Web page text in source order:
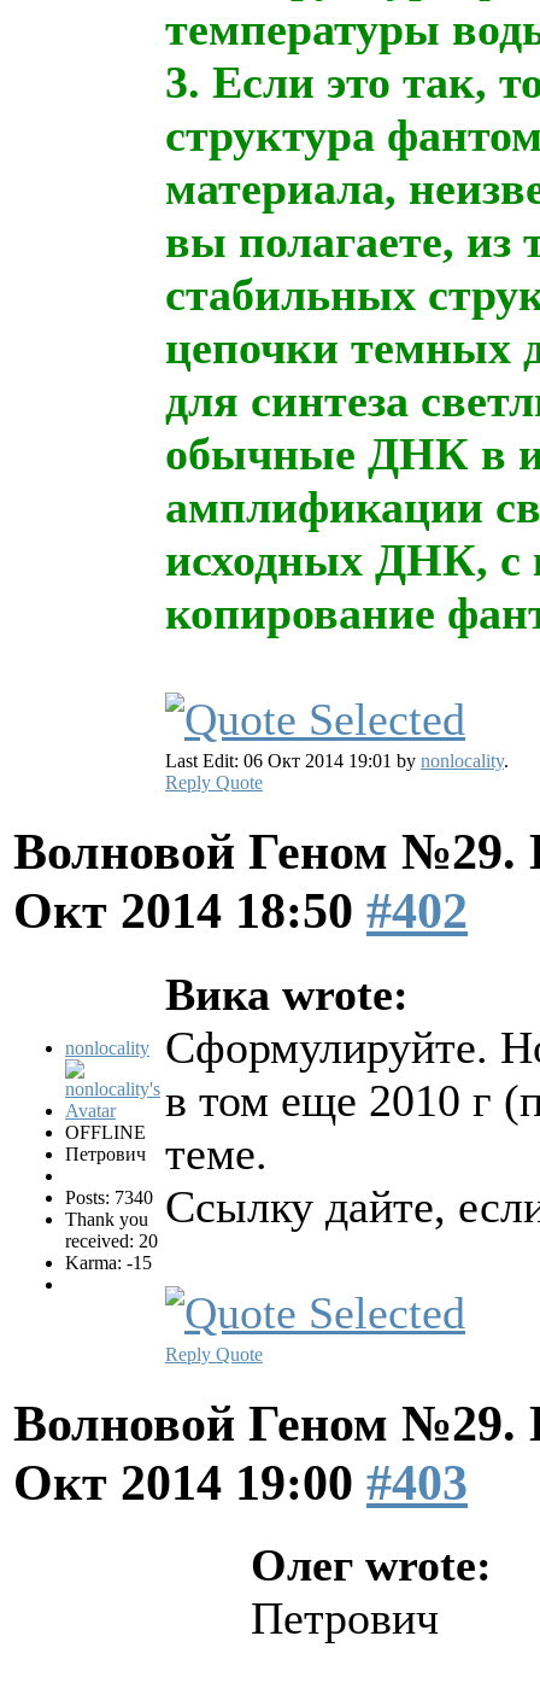
температуры
3. Если это так,
структура
материала,
вы полагаете,
стабильных
цепочки темных
для синтеза
обычные ДНК в
амплификации
исходных ДНК, с
копирование
Last Edit: 06 Окт 2014 19:01 by nonlocality.
Reply Quote
Волновой Геном №29.
Окт 2014 18:50 #402
nonlocality
OFFLINE
Петрович
Posts: 7340
Thank you
received: 20
Karma: -15
Вика wrote:
Сформулируйте.
в том еще 2010 г
теме.
Ссылку дайте,
Reply Quote
Волновой Геном №29.
Окт 2014 19:00 #403
Олег wrote:
Петрович